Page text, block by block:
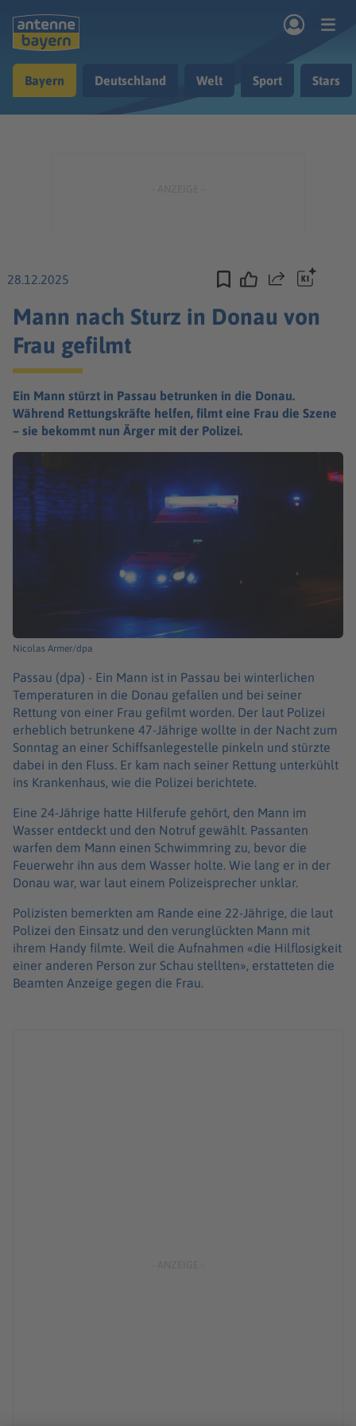
Musik & Radio
Bayern Deutschland Welt Sport Stars
28.12.2025 Teilen
Mann nach Sturz in Donau von
Frau gefilmt
Ein Mann stürzt in Passau betrunken in die Donau.
Während Rettungskräfte helfen, filmt eine Frau die Szene
– sie bekommt nun Ärger mit der Polizei.
Nicolas Armer/dpa
Passau (dpa) - Ein Mann ist in Passau bei winterlichen
Temperaturen in die Donau gefallen und bei seiner
Rettung von einer Frau gefilmt worden. Der laut Polizei
erheblich betrunkene 47-Jährige wollte in der Nacht zum
Sonntag an einer Schiffsanlegestelle pinkeln und stürzte
dabei in den Fluss. Er kam nach seiner Rettung unterkühlt
ins Krankenhaus, wie die Polizei berichtete.
Eine 24-Jährige hatte Hilferufe gehört, den Mann im
Wasser entdeckt und den Notruf gewählt. Passanten
warfen dem Mann einen Schwimmring zu, bevor die
Feuerwehr ihn aus dem Wasser holte. Wie lang er in der
Donau war, war laut einem Polizeisprecher unklar.
Polizisten bemerkten am Rande eine 22-Jährige, die laut
Polizei den Einsatz und den verunglückten Mann mit
ihrem Handy filmte. Weil die Aufnahmen «die Hilflosigkeit
einer anderen Person zur Schau stellten», erstatteten die
Beamten Anzeige gegen die Frau.